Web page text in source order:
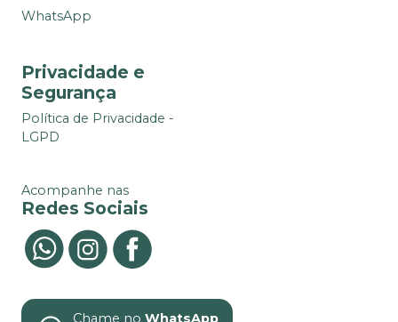
WhatsApp
Privacidade e
Segurança
Política de Privacidade -
LGPD
Acompanhe nas
Redes Sociais
Chame no WhatsApp